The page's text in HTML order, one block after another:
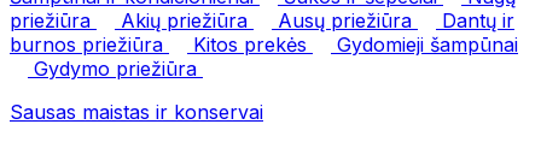
priežiūra
Akių priežiūra Ausų priežiūra
Dantų ir
burnos priežiūra
Kitos prekės
Gydomieji šampūnai
Gydymo priežiūra
Sausas maistas ir konservai